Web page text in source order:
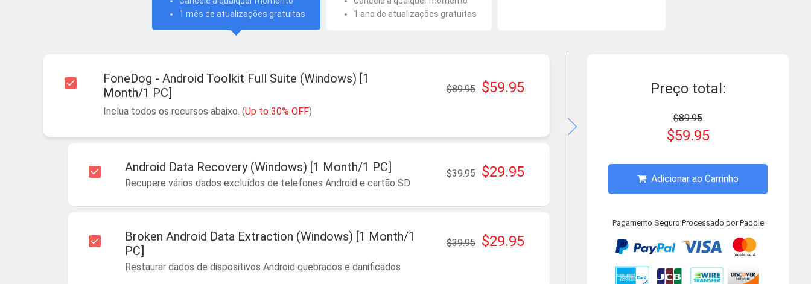
1 mês de atualizações gratuitas
1 ano de atualizações gratuitas
FoneDog - Android Toolkit Full Suite (Windows) [1
Month/1 PC]
Inclua todos os recursos abaixo. (Up to 30% OFF)
$59.95
$89.95
Android Data Recovery (Windows) [1 Month/1 PC]
Recupere vários dados excluídos de telefones Android e cartão SD
$29.95
$39.95
Broken Android Data Extraction (Windows) [1 Month/1
PC]
Restaurar dados de dispositivos Android quebrados e danificados
$29.95
$39.95
Preço total:
$89.95
$59.95
Adicionar ao Carrinho
Pagamento Seguro Processado por Paddle